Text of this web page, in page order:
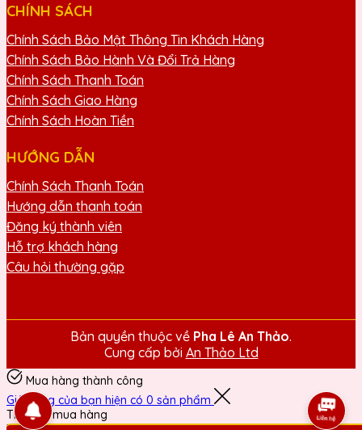
CHÍNH SÁCH
Chính Sách Bảo Mật Thông Tin Khách Hàng
Chính Sách Bảo Hành Và Đổi Trả Hàng
Chính Sách Thanh Toán
Chính Sách Giao Hàng
Chính Sách Hoàn Tiền
HƯỚNG DẪN
Chính Sách Thanh Toán
Hướng dẫn thanh toán
Đăng ký thành viên
Hỗ trợ khách hàng
Câu hỏi thường gặp
Bản quyền thuộc về Pha Lê An Thảo.
Cung cấp bởi An Thảo Ltd
Mua hàng thành công
Giỏ hàng của bạn hiện có 0 sản phẩm
Tiếp tục mua hàng